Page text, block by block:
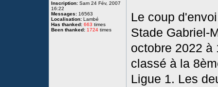
Inscription: Sam 24 Fév, 2007
16:22
Messages: 16563
Localisation: Lambé
Has thanked: 663 times
Been thanked: 1724 times
Le coup
Stade Gabriel-
octobre 2022 à
classé à la
Ligue 1. Les